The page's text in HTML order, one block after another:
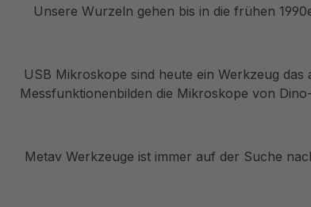
Unsere Wurzeln gehen bis in die frühen
USB Mikroskope sind heute ein Werkzeug
Messfunktionenbilden die Mikroskope von
Metav Werkzeuge ist immer auf der Suche